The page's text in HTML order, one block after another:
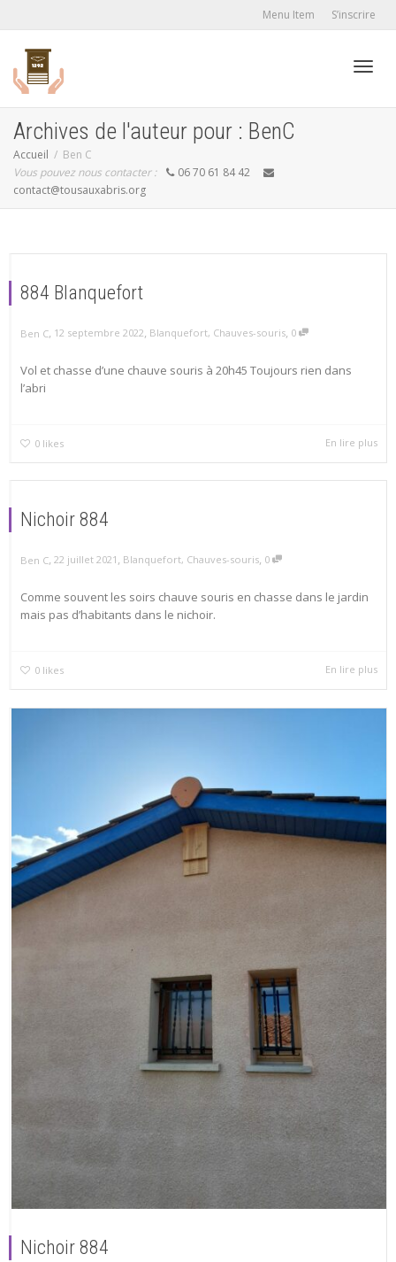
Menu Item S’inscrire
Archives de l'auteur pour : BenC
Accueil
Ben C
Vous pouvez nous contacter :
06 70 61 84 42
contact@tousauxabris.org
884 Blanquefort
Ben C, 12 septembre 2022, Blanquefort, Chauves-souris, 0
Vol et chasse d’une chauve souris à 20h45 Toujours rien dans
l’abri
0 likes En lire plus
Nichoir 884
Ben C, 22 juillet 2021 , Blanquefort, Chauves-souris, 0
Comme souvent les soirs chauve souris en chasse dans le jardin
mais pas d’habitants dans le nichoir.
0 likes En lire plus
Nichoir 884